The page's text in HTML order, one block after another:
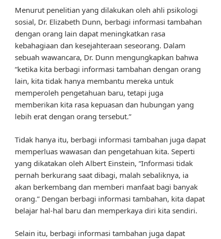
Menurut penelitian yang dilakukan oleh ahli psikologi
sosial, Dr. Elizabeth Dunn, berbagi informasi tambahan
dengan orang lain dapat meningkatkan rasa
kebahagiaan dan kesejahteraan seseorang. Dalam
sebuah wawancara, Dr. Dunn mengungkapkan bahwa
“ketika kita berbagi informasi tambahan dengan orang
lain, kita tidak hanya membantu mereka untuk
memperoleh pengetahuan baru, tetapi juga
memberikan kita rasa kepuasan dan hubungan yang
lebih erat dengan orang tersebut.”
Tidak hanya itu, berbagi informasi tambahan juga dapat
memperluas wawasan dan pengetahuan kita. Seperti
yang dikatakan oleh Albert Einstein, “Informasi tidak
pernah berkurang saat dibagi, malah sebaliknya, ia
akan berkembang dan memberi manfaat bagi banyak
orang.” Dengan berbagi informasi tambahan, kita dapat
belajar hal-hal baru dan memperkaya diri kita sendiri.
Selain itu, berbagi informasi tambahan juga dapat